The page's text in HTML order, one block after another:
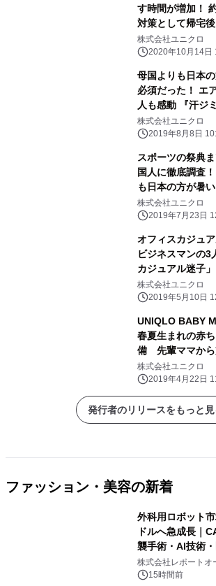
す時間が増加！
対策として帰宅
になった」と回
の部屋着は、リ
株式会社ユニクロ
2020年10月14日
母国よりも日本
必須だった！ エ
人も感動 『汗ジ
母国の友人に勧め
株式会社ユニクロ
2019年8月8日
スポーツの祭典
国人に徹底調査
も日本の方が暑
っている夏の限
4割は「日本に来
株式会社ユニクロ
2019年7月23日
オフィスカジュ
ビジネスマンの3
カジュアル迷子
ないオフィスカ
とは…！？
株式会社ユニクロ
2019年5月10日
UNIQLO BABY
春夏生まれの赤
備 先輩ママから
クロのベビー肌
イトが選ぶ「使
ング1位獲得
株式会社ユニクロ
2019年4月22日
発行者のリリースをもっと見
ファッション・美容の新着
外科用ロボット
ドルへ急成長｜
襲手術・AI技術
牽引
株式会社レポートオ
15時間前